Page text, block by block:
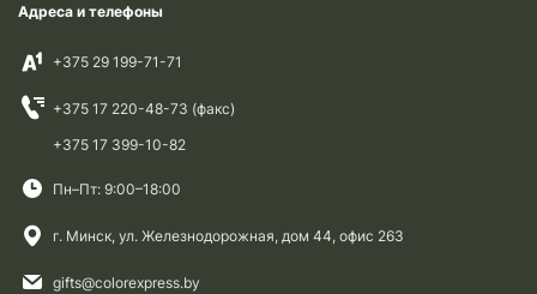
Адреса и телефоны
+375 29 199-71-71
+375 17 220-48-73 (факс)
+375 17 399-10-82
Пн–Пт: 9:00–18:00
г. Минск, ул. Железнодорожная, дом 44, офис 263
gifts@colorexpress.by